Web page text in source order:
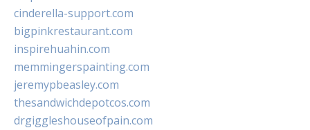
cinderella-support.com
bigpinkrestaurant.com
inspirehuahin.com
memmingerspainting.com
jeremypbeasley.com
thesandwichdepotcos.com
drgiggleshouseofpain.com